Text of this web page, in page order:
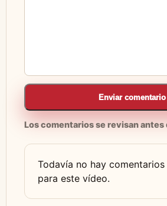
Enviar comentario
Los comentarios se revisan antes
Todavía no hay
para este vídeo.